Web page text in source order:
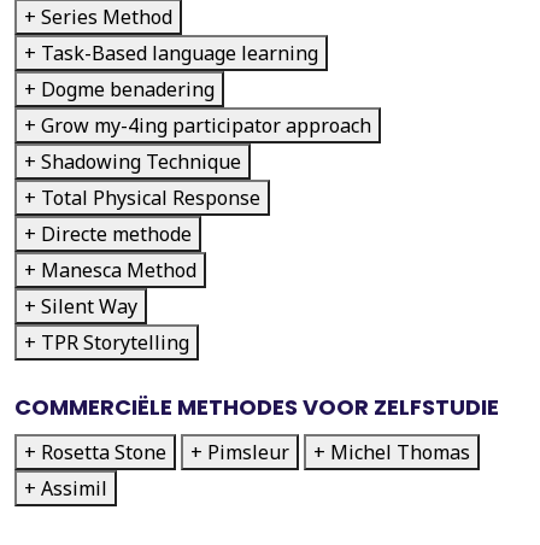
+ Series Method
+ Task-Based language learning
+ Dogme benadering
+ Grow my-4ing participator approach
+ Shadowing Technique
+ Total Physical Response
+ Directe methode
+ Manesca Method
+ Silent Way
+ TPR Storytelling
COMMERCIËLE METHODES VOOR ZELFSTUDIE
+ Rosetta Stone + Pimsleur
+ Michel Thomas
+ Assimil